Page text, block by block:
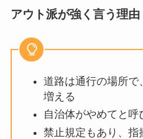
アウト派が強く言う理由
道路は通行の場所で
増える
自治体がやめてと呼
禁止規定もあり、指